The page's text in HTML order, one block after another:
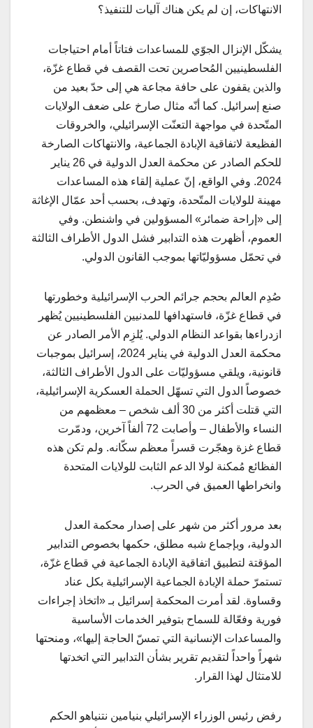
الانتهاكات، إن لم يكن هناك آليات للتنفيذ؟
يشكّل الإنزال الجوّي للمساعدات فتاتاً أمام احتياجات
الفلسطينيين المُحاصرين تحت القصف في قطاع غزّة،
والذين يقفون على حافة مجاعة هي إلى حدّ بعيد من
صنع إسرائيل. كما أنّه مثال صارخ على ضعف الولايات
المتّحدة في مواجهة التعنّت الإسرائيلي، والخروقات
الفظيعة لاتفاقية الإبادة الجماعية، والانتهاكات الصارخة
للحكم الصادر عن محكمة العدل الدولية في 26 يناير
2024. وفي الواقع، إنّ عملية إلقاء هذه المساعدات
مهينة للولايات المتّحدة، وتهدف، بحسب أحد عمّال الإغاثة
إلى «إراحة ضمائر» المسؤولين في واشنطن. وفي
العموم، أظهرت هذه التدابير فشل الدول الأطراف الثالثة
في تحمّل مسؤوليّاتها بموجب القانون الدولي.
صُدِم العالم بحجم جرائم الحرب الإسرائيلية وخطورتها
في قطاع غزّة، فاستهدافها للمدنيين الفلسطينيين يُظهر
ازدراءها بقواعد النظام الدولي. يُلزِم الأمر الصادر عن
محكمة العدل الدولية في يناير 2024، إسرائيل بموجبات
قانونية، ويلقي مسؤوليّات على الدول الأطراف الثالثة،
خصوصاً الدول التي تسهّل الحملة العسكرية الإسرائيلية،
التي قتلت أكثر من 30 ألف شخص – معظمهم من
النساء والأطفال – وأصابت 72 ألفاً آخرين، ودمّرت
قطاع غزة وهجّرت قسراً معظم سكّانه. ولم تكن هذه
الفظائع مُمكنة لولا الدعم الثابت للولايات المتحدة
وانخراطها العميق في الحرب.
بعد مرور أكثر من شهر على إصدار محكمة العدل
الدولية، وبإجماع شبه مطلق، حكمها بخصوص التدابير
المؤقتة لتطبيق اتفاقية الإبادة الجماعية في قطاع غزّة،
تستمرّ حملة الإبادة الجماعية الإسرائيلية بكل عناد
وقساوة. لقد أمرت المحكمة إسرائيل بـ «اتخاذ إجراءات
فورية وفعّالة للسماح بتوفير الخدمات الأساسية
والمساعدات الإنسانية التي تمسّ الحاجة إليها»، ومنحتها
شهراً واحداً لتقديم تقرير بشأن التدابير التي اتخدتها
للامتثال لهذا القرار.
رفض رئيس الوزراء الإسرائيلي بنيامين نتنياهو الحكم